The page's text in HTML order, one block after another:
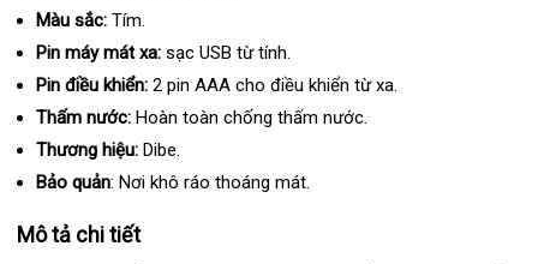
Màu sắc: Tím.
Pin máy mát xa: sạc USB từ tính.
Pin điều khiển: 2 pin AAA cho điều khiển từ xa.
Thấm nước: Hoàn toàn chống thấm nước.
Thương hiệu: Dibe.
Bảo quản: Nơi khô ráo thoáng mát.
Mô tả chi tiết